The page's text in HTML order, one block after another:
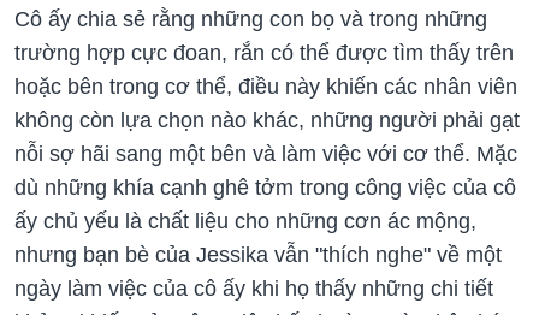
Cô ấy chia sẻ rằng những con bọ và trong những
trường hợp cực đoan, rắn có thể được tìm thấy trên
hoặc bên trong cơ thể, điều này khiến các nhân viên
không còn lựa chọn nào khác, những người phải gạt
nỗi sợ hãi sang một bên và làm việc với cơ thể. Mặc
dù những khía cạnh ghê tởm trong công việc của cô
ấy chủ yếu là chất liệu cho những cơn ác mộng,
nhưng bạn bè của Jessika vẫn "thích nghe" về một
ngày làm việc của cô ấy khi họ thấy những chi tiết